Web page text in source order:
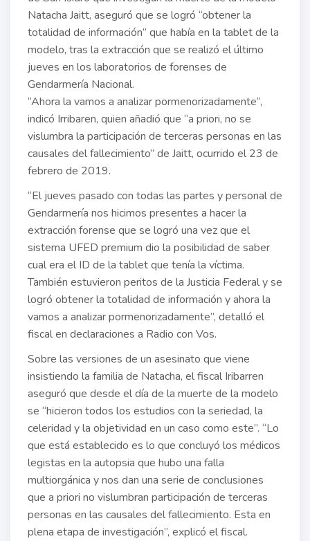
Natacha Jaitt, aseguró que se logró “obtener la
totalidad de información” que había en la tablet de la
modelo, tras la extracción que se realizó el último
jueves en los laboratorios de forenses de
Gendarmería Nacional.
“Ahora la vamos a analizar pormenorizadamente”,
indicó Irribaren, quien añadió que “a priori, no se
vislumbra la participación de terceras personas en las
causales del fallecimiento” de Jaitt, ocurrido el 23 de
febrero de 2019.
“El jueves pasado con todas las partes y personal de
Gendarmería nos hicimos presentes a hacer la
extracción forense que se logró una vez que el
sistema UFED premium dio la posibilidad de saber
cual era el ID de la tablet que tenía la víctima.
También estuvieron peritos de la Justicia Federal y se
logró obtener la totalidad de información y ahora la
vamos a analizar pormenorizadamente”, detalló el
fiscal en declaraciones a Radio con Vos.
Sobre las versiones de un asesinato que viene
insistiendo la familia de Natacha, el fiscal Iribarren
aseguró que desde el día de la muerte de la modelo
se “hicieron todos los estudios con la seriedad, la
celeridad y la objetividad en un caso como este”. “Lo
que está establecido es lo que concluyó los médicos
legistas en la autopsia que hubo una falla
multiorgánica y nos dan una serie de conclusiones
que a priori no vislumbran participación de terceras
personas en las causales del fallecimiento. Esta en
plena etapa de investigación”, explicó el fiscal.